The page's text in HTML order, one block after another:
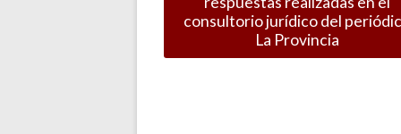
consultorio jurídico del
La Provincia